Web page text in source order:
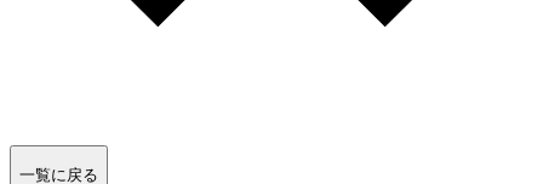
一覧に戻る